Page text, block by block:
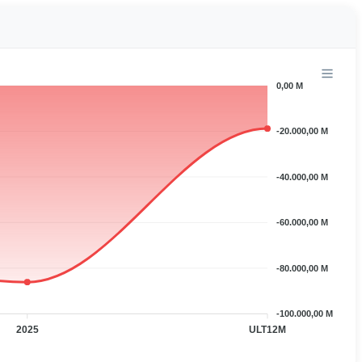
0,00 M
-20.000,00 M
-40.000,00 M
-60.000,00 M
-80.000,00 M
-100.000,00 M
2025 ULT12M